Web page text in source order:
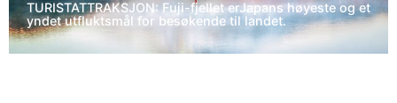
TURISTATTRAKSJON: Fuji-fjellet erJapans høyeste og et
yndet utfluktsmål for besøkende til landet.